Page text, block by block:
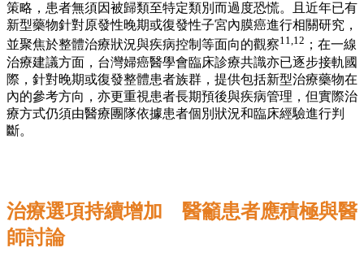
策略，患者無須因被歸類至特定類別而過度恐慌。且近年已有
新型藥物針對原發性晚期或復發性子宮內膜癌進行相關研究，
並聚焦於整體治療狀況與疾病控制等面向的觀察11,12 ；在一線
治療建議方面，台灣婦癌醫學會臨床診療共識亦已逐步接軌國
際，針對晚期或復發整體患者族群，提供包括新型治療藥物在
內的參考方向，亦更重視患者長期預後與疾病管理，但實際治
療方式仍須由醫療團隊依據患者個別狀況和臨床經驗進行判
斷。
治療選項持續增加 醫籲患者應積極與醫
師討論